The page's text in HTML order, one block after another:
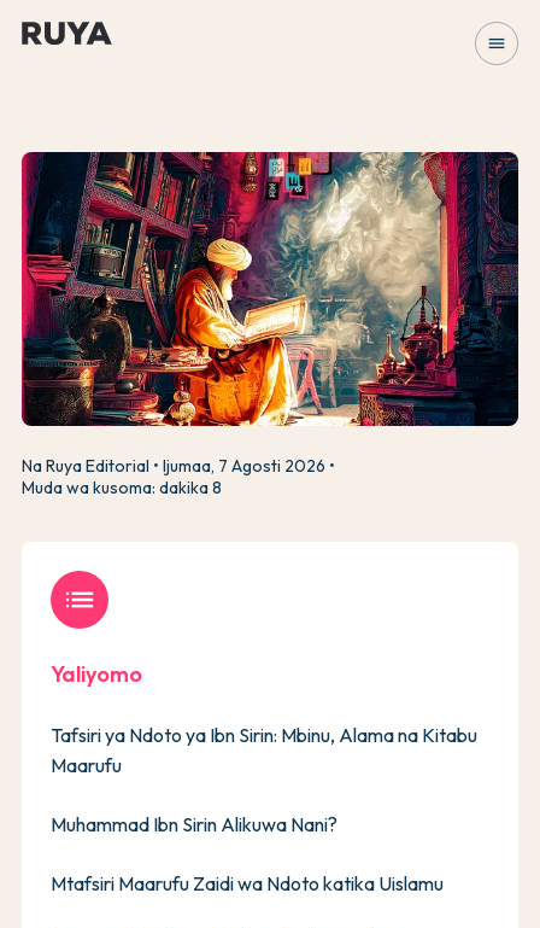
menu
Na Ruya Editorial
Ijumaa, 7 Agosti 2026
Muda wa kusoma: dakika 8
list
Yaliyomo
Tafsiri ya Ndoto ya Ibn Sirin: Mbinu, Alama na Kitabu
Maarufu
Muhammad Ibn Sirin Alikuwa Nani?
Mtafsiri Maarufu Zaidi wa Ndoto katika Uislamu